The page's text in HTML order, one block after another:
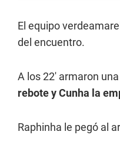
El equipo
del encuentro.
A los 22' armaron
rebote y Cunha la
Raphinha le pegó al